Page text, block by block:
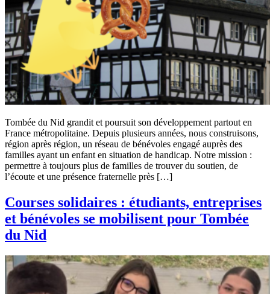
Tombée du Nid grandit et poursuit son développement partout en
France métropolitaine. Depuis plusieurs années, nous construisons,
région après région, un réseau de bénévoles engagé auprès des
familles ayant un enfant en situation de handicap. Notre mission :
permettre à toujours plus de familles de trouver du soutien, de
l’écoute et une présence fraternelle près […]
Courses solidaires : étudiants, entreprises
et bénévoles se mobilisent pour Tombée
du Nid